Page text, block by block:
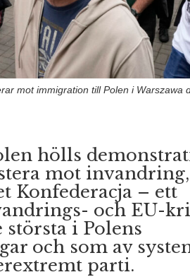
mot immigration till Polen i Warszawa
hölls
mot invandring,
Konfederacja – ett
och EU-
i Polens
och som av
parti.